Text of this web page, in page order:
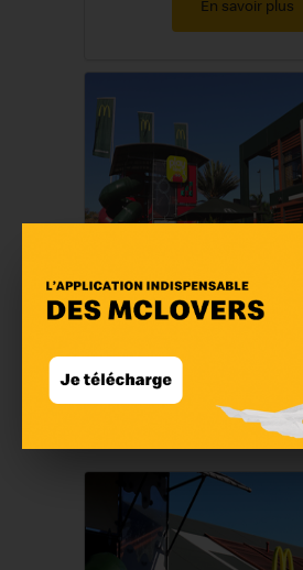
En savoir plus
McDonald's Le Port